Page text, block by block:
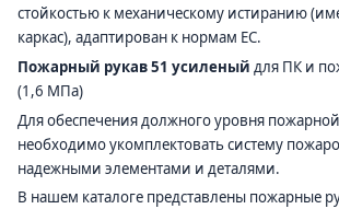
стойкостью к механическому истиранию
каркас), адаптирован к нормам ЕС.
Пожарный рукав 51 усиленый для ПК и
(1,6 МПа)
Для обеспечения должного уровня
необходимо укомплектовать систему
надежными элементами и деталями.
В нашем каталоге представлены пожарные